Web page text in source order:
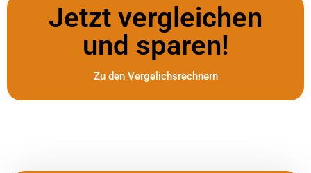
Jetzt vergleichen
und sparen!
Zu den Vergelichsrechnern